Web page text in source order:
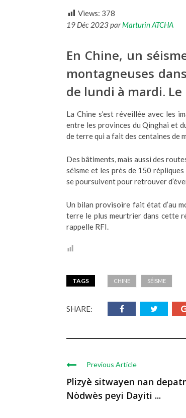
Views: 378
19 Déc 2023 parMarturin ATCHA
En Chine, un
montagneuses
de lundi à mardi.
La Chine s’est réveillée avec les
entre les provinces du Qinghai et
de terre qui a fait des centaines de
Des bâtiments, mais aussi des
séisme et les près de 150
se poursuivent pour retrouver
Un bilan provisoire fait état d’au
terre le plus meurtrier dans cette
rappelle RFI.
TAGS CHINE SÉISME
SHARE:
Previous Article
Plizyè sitwayen nan
Nòdwès peyi Dayiti ...